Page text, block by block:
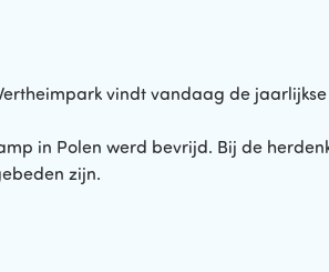
vindt vandaag de
in Polen werd bevrijd. Bij de
zijn.